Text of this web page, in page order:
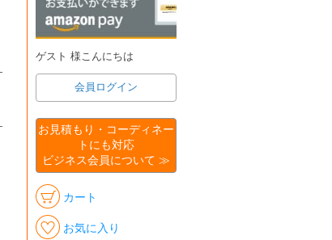
ゲスト 様こんにちは
会員ログイン
お見積もり・コーディネー
トにも対応
ビジネス会員について ≫
カート
お気に入り